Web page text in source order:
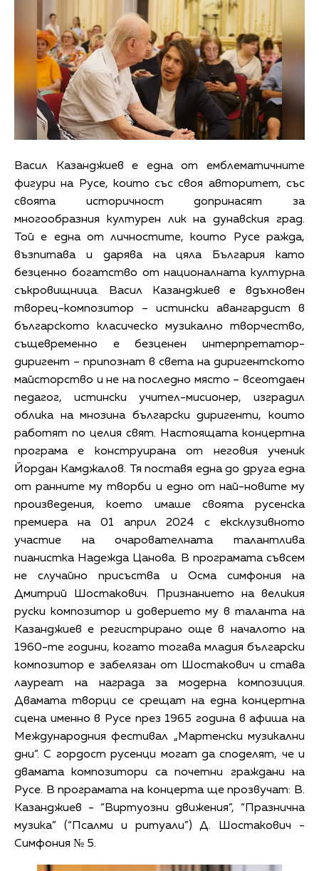
Васил Казанджиев е една от емблематичните
фигури на Русе, които със своя авторитет, със
своята историчност допринасят за
многообразния културен лик на дунавския град.
Той е една от личностите, които Русе ражда,
възпитава и дарява на цяла България като
безценно богатство от националната културна
съкровищница. Васил Казанджиев е вдъхновен
творец-композитор – истински авангардист в
българското класическо музикално творчество,
същевременно е безценен интерпретатор-
диригент – припознат в света на диригентското
майсторство и не на последно място – всеотдаен
педагог, истински учител-мисионер, изградил
облика на мнозина български диригенти, които
работят по целия свят. Настоящата концертна
програма е конструирана от неговия ученик
Йордан Камджалов. Тя поставя една до друга една
от ранните му творби и едно от най-новите му
произведения, което имаше своята русенска
премиера на 01 април 2024 с ексклузивното
участие на очарователната талантлива
пианистка Надежда Цанова. В програмата съвсем
не случайно присъства и Осма симфония на
Дмитрий Шостакович. Признанието на великия
руски композитор и доверието му в таланта на
Казанджиев е регистрирано още в началото на
1960-те години, когато тогава младия български
композитор е забелязан от Шостакович и става
лауреат на награда за модерна композиция.
Двамата творци се срещат на една концертна
сцена именно в Русе през 1965 година в афиша на
Международния фестивал „Мартенски музикални
дни“. С гордост русенци могат да споделят, че и
двамата композитори са почетни граждани на
Русе. В програмата на концерта ще прозвучат: В.
Казанджиев - “Виртуозни движения”, “Празнична
музика” (“Псалми и ритуали”) Д. Шостакович -
Симфония № 5.